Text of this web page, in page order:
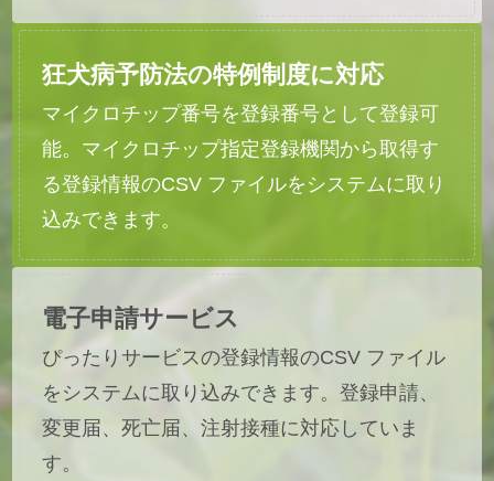
狂犬病予防法の特例制度に対応
マイクロチップ番号を登録番号として登録可
能。マイクロチップ指定登録機関から取得す
る登録情報のCSV ファイルをシステムに取り
込みできます。
電子申請サービス
ぴったりサービスの登録情報のCSV ファイル
をシステムに取り込みできます。登録申請、
変更届、死亡届、注射接種に対応していま
す。